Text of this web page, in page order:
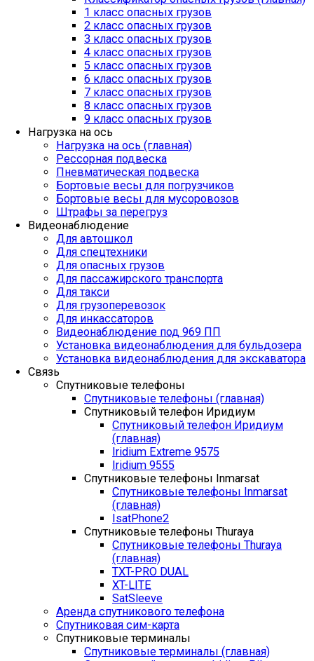
1 класс опасных грузов
2 класс опасных грузов
3 класс опасных грузов
4 класс опасных грузов
5 класс опасных грузов
6 класс опасных грузов
7 класс опасных грузов
8 класс опасных грузов
9 класс опасных грузов
Нагрузка на ось
Нагрузка на ось (главная)
Рессорная подвеска
Пневматическая подвеска
Бортовые весы для погрузчиков
Бортовые весы для мусоровозов
Штрафы за перегруз
Видеонаблюдение
Для автошкол
Для спецтехники
Для опасных грузов
Для пассажирского транспорта
Для такси
Для грузоперевозок
Для инкассаторов
Видеонаблюдение под 969 ПП
Установка видеонаблюдения для бульдозера
Установка видеонаблюдения для экскаватора
Связь
Спутниковые телефоны
Спутниковые телефоны (главная)
Спутниковый телефон Иридиум
Спутниковый телефон Иридиум
(главная)
Iridium Extreme 9575
Iridium 9555
Спутниковые телефоны Inmarsat
Спутниковые телефоны Inmarsat
(главная)
IsatPhone2
Спутниковые телефоны Thuraya
Спутниковые телефоны Thuraya
(главная)
TXT-PRO DUAL
XT-LITE
SatSleeve
Аренда спутникового телефона
Спутниковая сим-карта
Спутниковые терминалы
Спутниковые терминалы (главная)